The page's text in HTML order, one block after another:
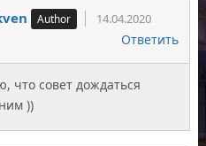
14.04.2020
Ответить
что совет дождаться
))